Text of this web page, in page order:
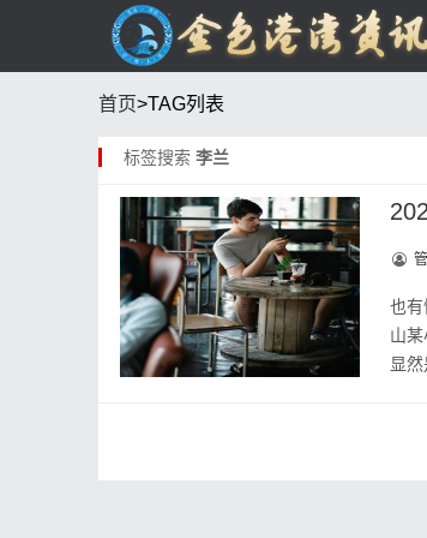
首页>TAG列表
标签搜索 李兰
也有
山
显